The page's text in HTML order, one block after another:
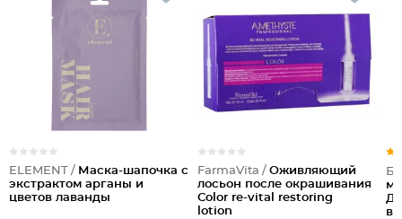
ELEMENT / Маска-шапочка с
экстрактом арганы и
цветов лаванды
FarmaVita / Оживляющий
лосьон после окрашивания
Color re-vital restoring
lotion